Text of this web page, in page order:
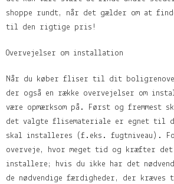
shoppe rundt, når det gælder om at
til den rigtige pris!
Overvejelser om installation
Når du køber fliser til dit
der også en række overvejelser om
være opmærksom på. Først og
det valgte flisemateriale er egnet til
skal installeres (f.eks. fugtniveau).
overveje, hvor meget tid og kræfter
installere; hvis du ikke har det
de nødvendige færdigheder, der kræves